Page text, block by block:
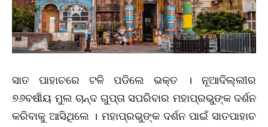
ସାତ ପାହାଚରେ ଟଳି ପଡିଲେ ଭକ୍ତ । ନୂଆଦିଲ୍ଲୀର
୭୬ବର୍ଷୀୟ ମୁଲ ଚାନ୍ଦ ଗୁପ୍ତା ସପରିବାର ମହାପ୍ରଭୁଙ୍କ ଦର୍ଶନ
କରିବାକୁ ଆସିଥିଲେ । ମହାପ୍ରଭୁଙ୍କ ଦର୍ଶନ ପାଇଁ ସାତପାହାଚ